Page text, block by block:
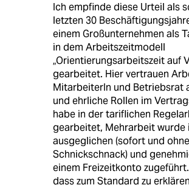
Ich empfinde diese Urteil als
letzten 30
einem Großunternehmen als
in dem Arbeitszeitmodell
„Orientierungsarbeitszeit auf
gearbeitet. Hier vertrauen
MitarbeiterIn und Betriebsrat
und ehrliche Rollen im
habe in der tariflichen
gearbeitet, Mehrarbeit wurde
ausgeglichen (sofort und
Schnickschnack) und
einem Freizeitkonto
dass zum Standard zu